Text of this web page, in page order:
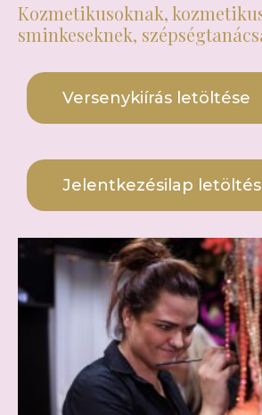
Kozmetikusoknak,
sminkeseknek,
Versenykiírás letöltése
Jelentkezésilap